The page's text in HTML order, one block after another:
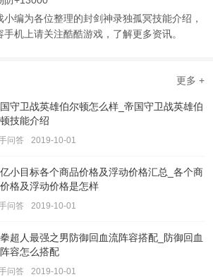
小编为各位整理的封剑神录独孤冥技能介绍，
机上请关注酷酷游戏，了解更多资讯。
更多 +
守卫战英雄伯尔顿怎么样_帝国守卫战英雄伯
技能介绍
问答 2019-10-01
小目标各个商品价格及浮动价格汇总_各个商
格及浮动价格是怎样
问答 2019-10-01
超人最强之男防御回血流阵容搭配_防御回血
容怎么搭配
问答 2019-10-01